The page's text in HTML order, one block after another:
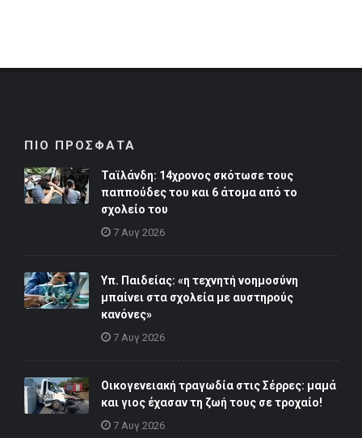
ΠΙΟ ΠΡΟΣΦΑΤΑ
Ταϊλάνδη: 14χρονος σκότωσε τους
παππούδες του και 6 άτομα από το
σχολείο του
7 Αυγ 2026
Υπ. Παιδείας: «η τεχνητή νοημοσύνη
μπαίνει στα σχολεία με αυστηρούς
κανόνες»
7 Αυγ 2026
Οικογενειακή τραγωδία στις Σέρρες: μαμά
και γιος έχασαν τη ζωή τους σε τροχαίο!
7 Αυγ 2026